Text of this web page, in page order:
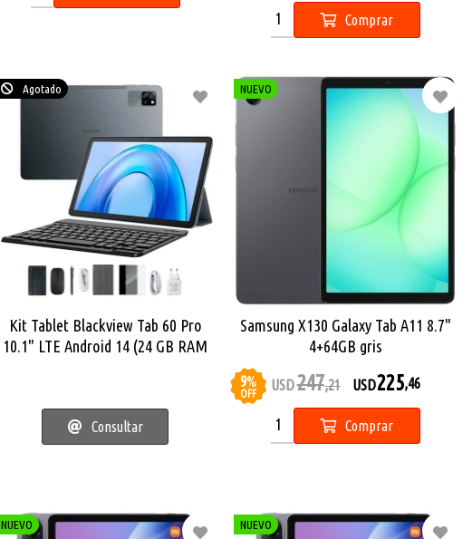
Comprar
Agotado
Kit Tablet Blackview Tab 60 Pro
10.1" LTE Android 14 (24 GB RAM
Consultar
NUEVO
Samsung X130 Galaxy Tab A11 8.7"
4+64GB gris
9%
OFF
USD247,21 USD225,46
Comprar
NUEVO NUEVO